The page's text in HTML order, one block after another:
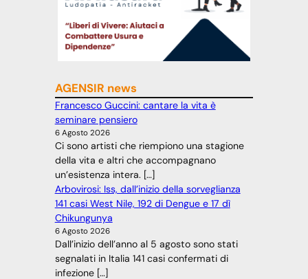
AGENSIR news
Francesco Guccini: cantare la vita è
seminare pensiero
6 Agosto 2026
Ci sono artisti che riempiono una stagione
della vita e altri che accompagnano
un’esistenza intera. […]
Arbovirosi: Iss, dall’inizio della sorveglianza
141 casi West Nile, 192 di Dengue e 17 dì
Chikungunya
6 Agosto 2026
Dall’inizio dell’anno al 5 agosto sono stati
segnalati in Italia 141 casi confermati di
infezione […]